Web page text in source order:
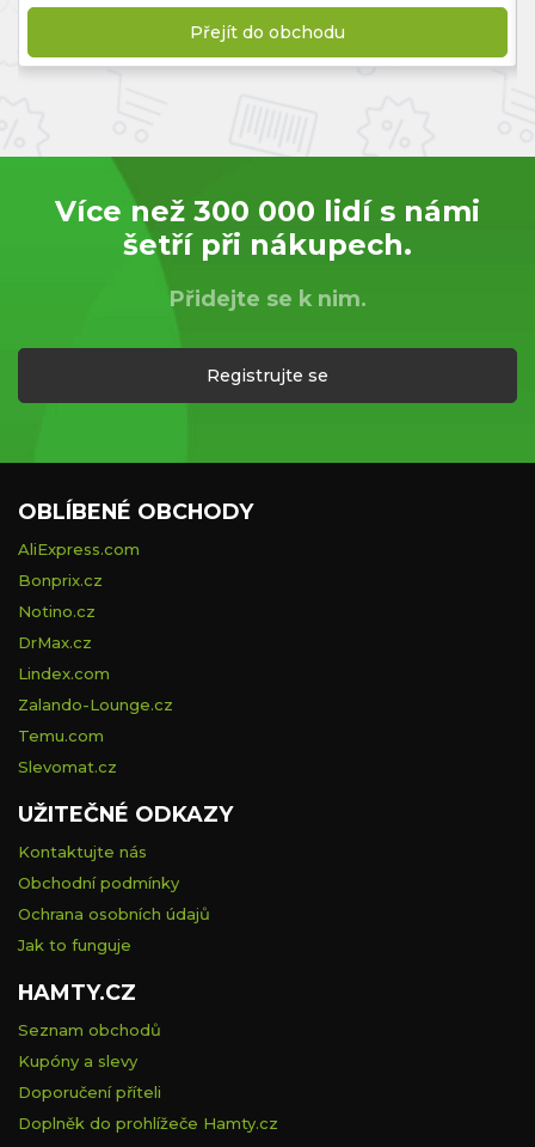
Přejít do obchodu
Více než 300 000 lidí s námi
šetří při nákupech.
Přidejte se k nim.
Registrujte se
OBLÍBENÉ OBCHODY
AliExpress.com
Bonprix.cz
Notino.cz
DrMax.cz
Lindex.com
Zalando-Lounge.cz
Temu.com
Slevomat.cz
UŽITEČNÉ ODKAZY
Kontaktujte nás
Obchodní podmínky
Ochrana osobních údajů
Jak to funguje
HAMTY.CZ
Seznam obchodů
Kupóny a slevy
Doporučení příteli
Doplněk do prohlížeče Hamty.cz